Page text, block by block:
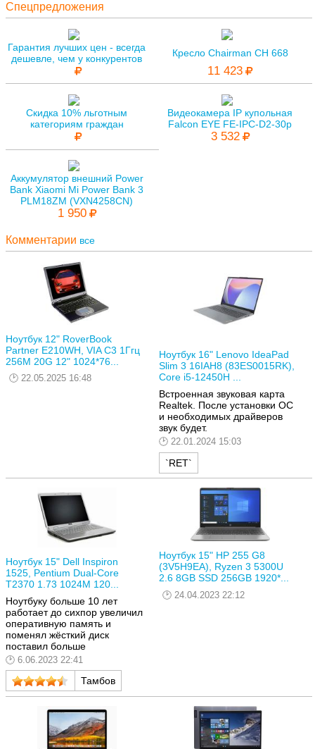
Спецпредложения
Гарантия лучших цен - всегда
дешевле, чем у конкурентов
Кресло Chairman CH 668
11 423
Скидка 10% льготным
категориям граждан
Видеокамера IP купольная
Falcon EYE FE-IPC-D2-30p
3 532
Аккумулятор внешний Power
Bank Xiaomi Mi Power Bank 3
PLM18ZM (VXN4258CN)
1 950
Комментарии все
Ноутбук 12" RoverBook
Partner E210WH, VIA C3 1Ггц
256M 20G 12" 1024*76...
22.05.2025 16:48
Ноутбук 16" Lenovo IdeaPad
Slim 3 16IAH8 (83ES0015RK),
Core i5-12450H ...
Встроенная звуковая карта
Realtek. После установки ОС
и необходимых драйверов
звук будет.
22.01.2024 15:03
`RET`
Ноутбук 15" Dell Inspiron
1525, Pentium Dual-Core
T2370 1.73 1024M 120...
Ноутбуку больше 10 лет
работает до сихпор увеличил
оперативную память и
поменял жёсткий диск
поставил больше
6.06.2023 22:41
Тамбов
Ноутбук 15" HP 255 G8
(3V5H9EA), Ryzen 3 5300U
2.6 8GB SSD 256GB 1920*...
24.04.2023 22:12